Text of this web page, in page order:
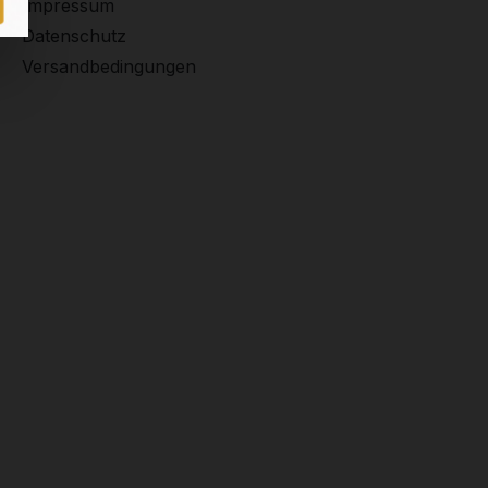
Impressum
Datenschutz
Versandbedingungen